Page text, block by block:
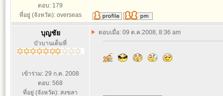
ตอบ: 179
ที่อยู่ (จังหวัด): overseas
บุญชัย
บัวบานเต็มที่
เข้าร่วม: 29 ก.ค. 2008
ตอบ: 568
ที่อยู่ (จังหวัด): สงขลา
ตอบเมื่อ: 09 ต.ค.2008, 8:36 am